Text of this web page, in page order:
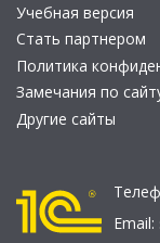
Учебная версия
Стать партнером
Политика
Замечания по
Другие сайты
Email: